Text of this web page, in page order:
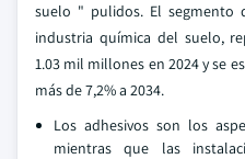
suelo " pulidos. El segmento
industria química del suelo,
1.03 mil millones en 2024 y se
más de 7,2% a 2034.
Los adhesivos son los
mientras que las